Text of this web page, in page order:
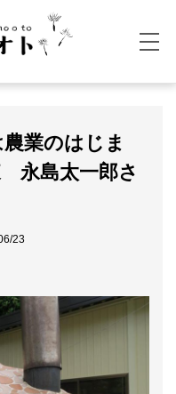
業のはじま
永島太一郎さ
23